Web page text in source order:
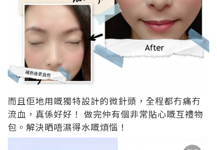
而且佢地用嘅獨特設計的微針頭，全程都冇痛冇
流血，真係好好！ 做完仲有個非常貼心嘅互禮物
包。解決晒唔濕得水嘅煩惱！